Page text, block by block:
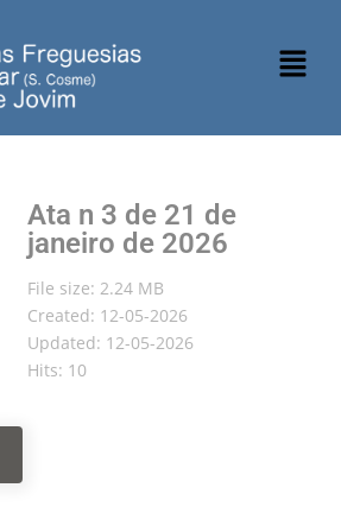
Ata n 3 de 21 de
janeiro de 2026
File size: 2.24 MB
Created: 12-05-2026
Updated: 12-05-2026
Hits: 10